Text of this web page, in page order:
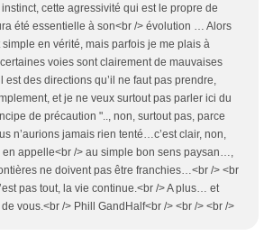
cette agressivité qui est le propre de
été essentielle à son<br /> évolution … Alors
en vérité, mais parfois je me plais à
voies sont clairement de mauvaises
est des directions qu’il ne faut pas prendre,
et je ne veux surtout pas parler ici du
de précaution ".., non, surtout pas, parce
n’aurions jamais rien tenté…c’est clair, non,
en appelle<br /> au simple bon sens paysan…,
ne doivent pas être franchies…<br /> <br
pas tout, la vie continue.<br /> A plus… et
vous.<br /> Phill GandHalf<br /> <br /> <br />